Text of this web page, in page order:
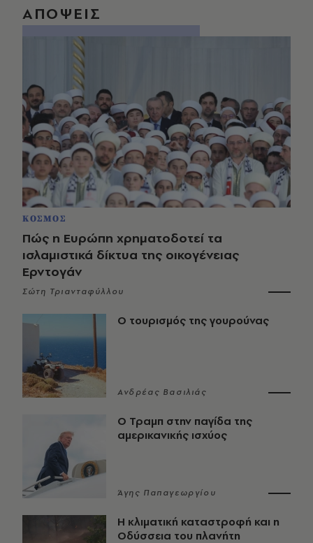
ΑΠΟΨΕΙΣ
ΚΟΣΜΟΣ
Πώς η Ευρώπη χρηματοδοτεί τα
ισλαμιστικά δίκτυα της οικογένειας
Ερντογάν
Σώτη Τριανταφύλλου
Ο τουρισμός της γουρούνας
Ανδρέας Βασιλιάς
Ο Τραμπ στην παγίδα της
αμερικανικής ισχύος
Άγης Παπαγεωργίου
Η κλιματική καταστροφή και η
Οδύσσεια του πλανήτη